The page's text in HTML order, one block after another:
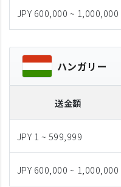
JPY 600,000 ~ 1,000,000
ハンガリー
送金額
JPY 1 ~ 599,999
JPY 600,000 ~ 1,000,000